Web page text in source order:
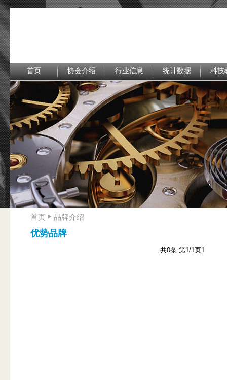
首页 协会介绍 行业信息 统计数据 科技
首页 品牌介绍
优势品牌
共0条 第1/1页1